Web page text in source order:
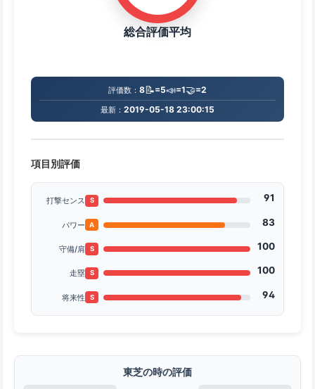
総合評価平均
評価数： 8📝=5📣=1🤝=2
最新： 2019-05-18 23:00:15
項目別評価
打撃センス S 91
パワー A 83
守備/肩 S 100
走塁 S 100
将来性 S 94
東芝の時の評価